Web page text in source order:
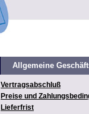
Allgemeine
Vertragsabschluß
Preise und
Lieferfrist